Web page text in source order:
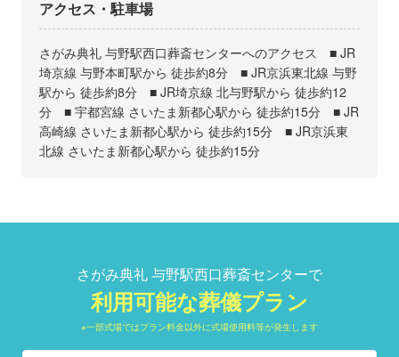
アクセス・駐車場
さがみ典礼 与野駅西口葬斎センターへのアクセス ■ JR
埼京線 与野本町駅から 徒歩約8分 ■ JR京浜東北線 与野
駅から 徒歩約8分 ■ JR埼京線 北与野駅から 徒歩約12
分 ■ 宇都宮線 さいたま新都心駅から 徒歩約15分 ■ JR
高崎線 さいたま新都心駅から 徒歩約15分 ■ JR京浜東
北線 さいたま新都心駅から 徒歩約15分
さがみ典礼 与野駅西口葬斎センターで
利用可能な葬儀プラン
※一部式場ではプラン料金以外に式場使用料等が発生します